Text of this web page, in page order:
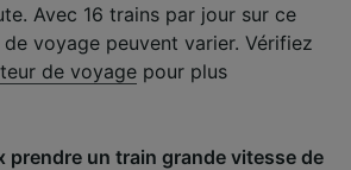
Avec 16 trains par jour sur ce
voyage peuvent varier. Vérifiez
de voyage pour plus
prendre un train grande vitesse de